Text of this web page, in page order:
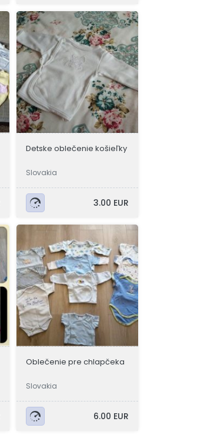
Detske oblečenie košieľky
Slovakia
3.00 EUR
Oblečenie pre chlapčeka
Slovakia
6.00 EUR